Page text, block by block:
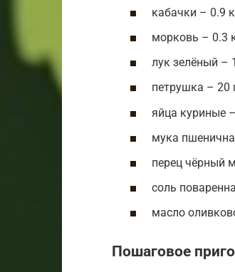
кабачки – 0.9
морковь – 0.3
лук зелёный –
петрушка – 20
яйца куриные
мука
перец чёрный
соль
масло
Пошаговое